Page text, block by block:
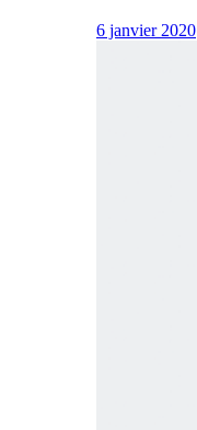
6 janvier 2020